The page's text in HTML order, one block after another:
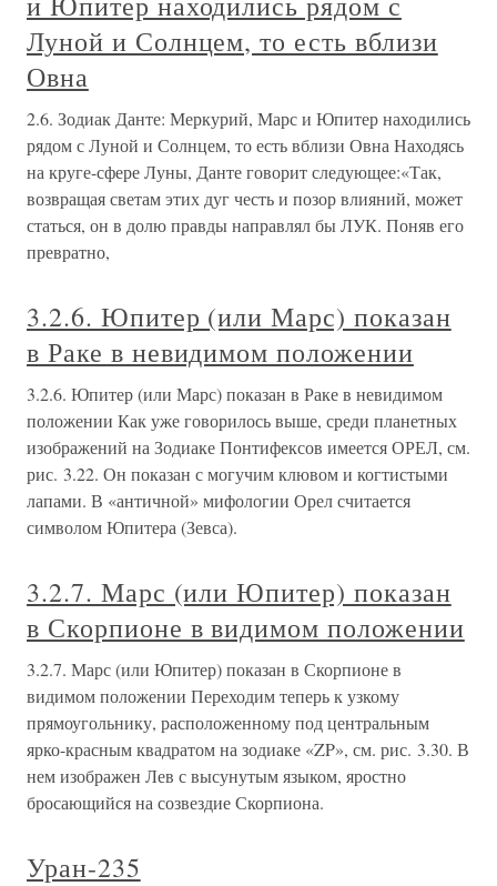
Луной и Солнцем, то есть вблизи
Овна
2.6. Зодиак Данте: Меркурий, Марс и Юпитер находились
рядом с Луной и Солнцем, то есть вблизи Овна Находясь
на круге-сфере Луны, Данте говорит следующее:«Так,
возвращая светам этих дуг честь и позор влияний, может
статься, он в долю правды направлял бы ЛУК. Поняв его
превратно,
3.2.6. Юпитер (или Марс) показан
в Раке в невидимом положении
3.2.6. Юпитер (или Марс) показан в Раке в невидимом
положении Как уже говорилось выше, среди планетных
изображений на Зодиаке Понтифексов имеется ОРЕЛ, см.
рис. 3.22. Он показан с могучим клювом и когтистыми
лапами. В «античной» мифологии Орел считается
символом Юпитера (Зевса).
3.2.7. Марс (или Юпитер) показан
в Скорпионе в видимом положении
3.2.7. Марс (или Юпитер) показан в Скорпионе в
видимом положении Переходим теперь к узкому
прямоугольнику, расположенному под центральным
ярко-красным квадратом на зодиаке «ZP», см. рис. 3.30. В
нем изображен Лев с высунутым языком, яростно
бросающийся на созвездие Скорпиона.
Уран-235